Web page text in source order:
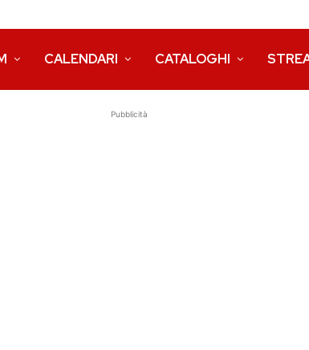
CALENDARI CATALOGHI
Pubblicità